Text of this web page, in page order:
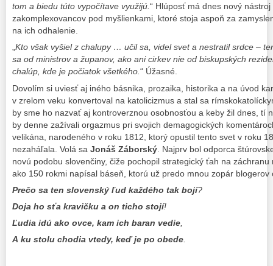
tom a biedu túto vypočítave využijú.“ Hlúposť má dnes nový
zakomplexovancov pod myšlienkami, ktoré stoja aspoň za
na ich odhalenie.
„Kto však vyšiel z chalupy … učil sa, videl svet a nestratil srdce –
sa od ministrov a županov, ako ani cirkev nie od biskupských
chalúp, kde je počiatok všetkého.“ Úžasné.
Dovolím si uviesť aj iného básnika, prozaika, historika a na úvod
v zrelom veku konvertoval na katolicizmus a stal sa
by sme ho nazvať aj kontroverznou osobnosťou a keby žil dnes, tí
by denne zažívali orgazmus pri svojich demagogických
velikána, narodeného v roku 1812, ktorý opustil tento svet v roku
nezaháľala. Volá sa Jonáš Záborský . Najprv bol odporca
novú podobu slovenčiny, čiže pochopil strategický ťah na
ako 150 rokmi napísal báseň, ktorú už predo mnou zopár blogerov
Prečo sa ten slovenský ľud každého tak bojí?
Doja ho sťa kravičku a on ticho stojí!
Ľudia idú ako ovce, kam ich baran vedie
A ku stolu chodia vtedy, keď je po obede